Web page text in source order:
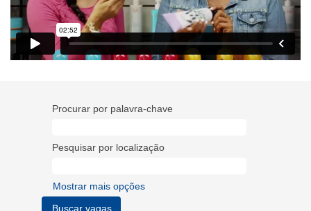
Procurar por palavra-chave
Pesquisar por localização
Mostrar mais opções